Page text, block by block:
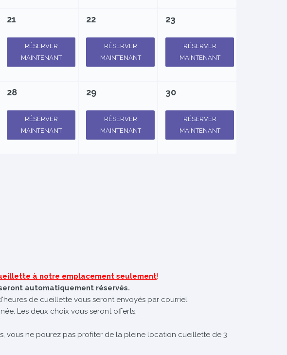
21
RÉSERVER
MAINTENANT
22
RÉSERVER
MAINTENANT
23
RÉSERVER
MAINTENANT
28
RÉSERVER
MAINTENANT
29
RÉSERVER
MAINTENANT
30
RÉSERVER
MAINTENANT
à notre emplacement seulement!
automatiquement réservés.
de cueillette vous seront envoyés par courriel.
Les deux choix vous seront offerts.
vous ne pourez pas profiter de la pleine location cueillette de 3